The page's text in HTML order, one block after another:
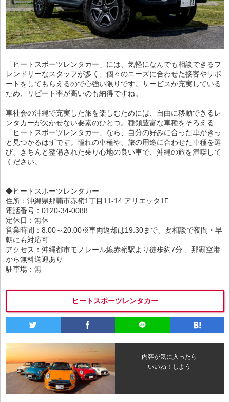
「ヒートスポーツレンタカー」には、気軽になんでも相談できるフ
レンドリーなスタッフが多く、個々のニーズに合わせた接客やサポ
ートをしてもらえるので心強い限りです。サービスが充実している
ため、リピート率が高いのも納得ですね。
車社会の沖縄で充実した旅を楽しむためには、自由に移動できるレ
ンタカーが欠かせない要素のひとつ。種類豊富な車種をそろえる
「ヒートスポーツレンタカー」なら、自分の好みに合った車がきっ
と見つかるはずです。憧れの車種や、旅の用途に合わせた車種を選
び、きちんと整備された乗り心地の良い車で、沖縄の旅を満喫して
ください。
◆ヒートスポーツレンタカー
住所：沖縄県那覇市赤嶺1丁目11-14 アリエッタ1F
電話番号：0120-34-0088
定休日：無休
営業時間：8:00～20:00※車両返却は19:30まで、要相談で夜間・早
朝にも対応可
アクセス：沖縄都市モノレール線赤嶺駅より徒歩約7分 、那覇空港
から無料送迎あり
駐車場：無
ヒートスポーツレンタカー
内容が気に入ったら
いいね！しよう